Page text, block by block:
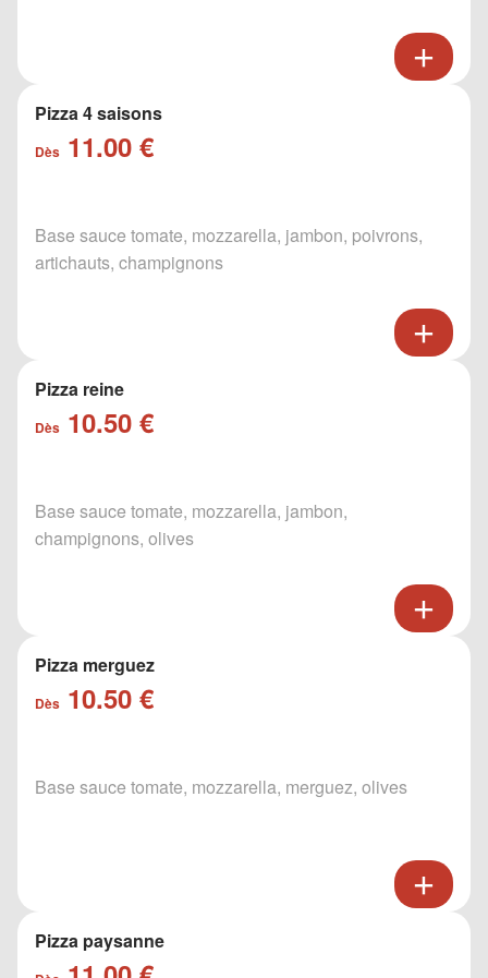
Pizza 4 saisons
Dès 11.00 €
Base sauce tomate, mozzarella, jambon, poivrons,
artichauts, champignons
Pizza reine
Dès 10.50 €
Base sauce tomate, mozzarella, jambon,
champignons, olives
Pizza merguez
Dès 10.50 €
Base sauce tomate, mozzarella, merguez, olives
Pizza paysanne